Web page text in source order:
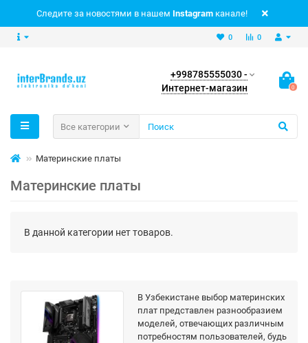
Следите за новостями в нашем Instagram канале!
0
0
+998785555030 -
Интернет-магазин
0
Все категории
Материнские платы
Материнские платы
В данной категории нет товаров.
В Узбекистане выбор материнских
плат представлен разнообразием
моделей, отвечающих различным
потребностям пользователей, будь